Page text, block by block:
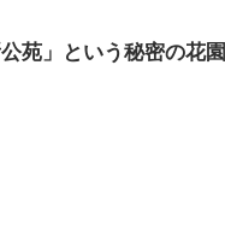
公苑」という秘密の花園